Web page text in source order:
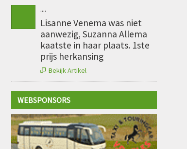
....
Lisanne Venema was niet
aanwezig, Suzanna Allema
kaatste in haar plaats. 1ste
prijs herkansing
 Bekijk Artikel
WEBSPONSORS